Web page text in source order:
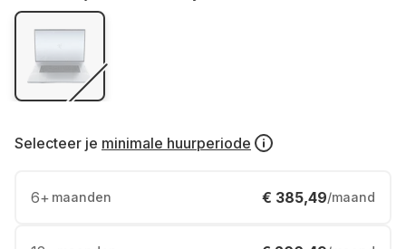
Selecteer je minimale huurperiode
6+ maanden € 385,49/maand